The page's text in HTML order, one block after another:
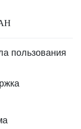
пользования